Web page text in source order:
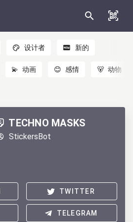
设计者 新的
💫 动画 😊 感情 🐻 动物
TECHNO MASKS
StickersBot
TWITTER
TELEGRAM